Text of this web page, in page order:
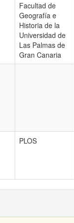
Facultad de
Geografía e
Historia de la
Universidad de
Las Palmas de
Gran Canaria
PLOS